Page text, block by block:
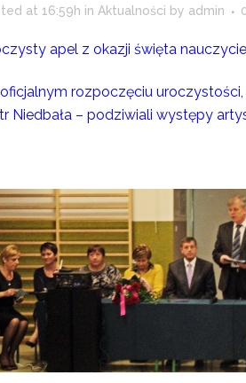
at 16:59h in Aktualności by admin
apel z okazji święta
rozpoczęciu
Niedbała – podziwiali występy